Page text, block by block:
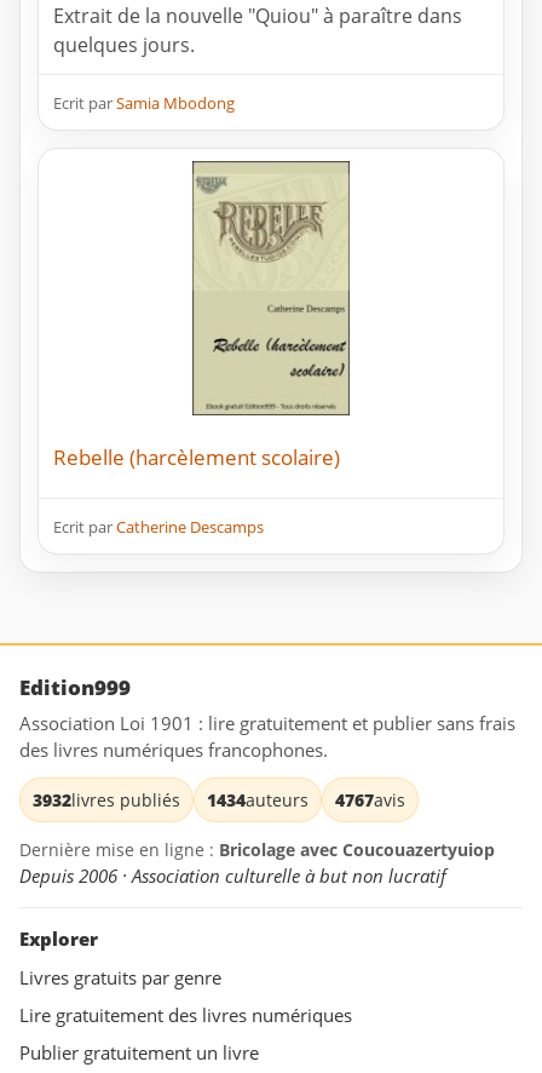
Extrait de la nouvelle "Quiou" à paraître dans
quelques jours.
Ecrit parSamia Mbodong
Rebelle (harcèlement scolaire)
Ecrit parCatherine Descamps
Edition999
Association Loi 1901 : lire gratuitement et publier sans frais
des livres numériques francophones.
3932livres publiés 1434auteurs 4767avis
Dernière mise en ligne : Bricolage avec Coucouazertyuiop
Depuis 2006 · Association culturelle à but non lucratif
Explorer
Livres gratuits par genre
Lire gratuitement des livres numériques
Publier gratuitement un livre